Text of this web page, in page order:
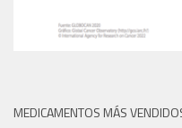
MEDICAMENTOS MÁS